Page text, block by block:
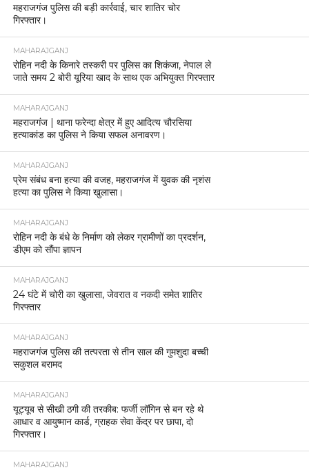
महराजगंज पुलिस की बड़ी कार्रवाई, चार शातिर चोर
गिरफ्तार।
MAHARAJGANJ
रोहिन नदी के किनारे तस्करी पर पुलिस का शिकंजा, नेपाल ले
जाते समय 2 बोरी यूरिया खाद के साथ एक अभियुक्त गिरफ्तार
MAHARAJGANJ
महराजगंज | थाना फरेन्दा क्षेत्र में हुए आदित्य चौरसिया
हत्याकांड का पुलिस ने किया सफल अनावरण।
MAHARAJGANJ
प्रेम संबंध बना हत्या की वजह, महराजगंज में युवक की नृशंस
हत्या का पुलिस ने किया खुलासा।
MAHARAJGANJ
रोहिन नदी के बंधे के निर्माण को लेकर ग्रामीणों का प्रदर्शन,
डीएम को सौंपा ज्ञापन
MAHARAJGANJ
24 घंटे में चोरी का खुलासा, जेवरात व नकदी समेत शातिर
गिरफ्तार
MAHARAJGANJ
महराजगंज पुलिस की तत्परता से तीन साल की गुमशुदा बच्ची
सकुशल बरामद
MAHARAJGANJ
यूट्यूब से सीखी ठगी की तरकीब: फर्जी लॉगिन से बन रहे थे
आधार व आयुष्मान कार्ड, ग्राहक सेवा केंद्र पर छापा, दो
गिरफ्तार।
MAHARAJGANJ